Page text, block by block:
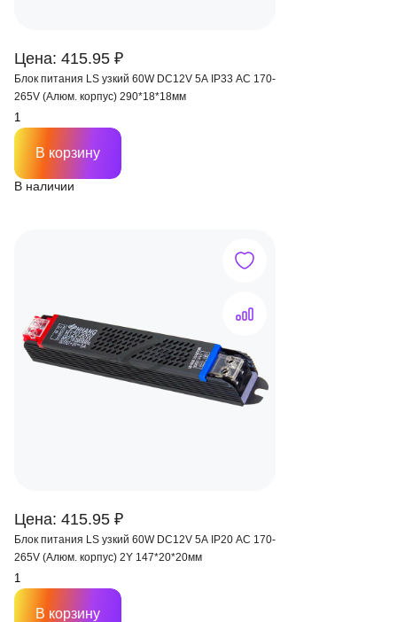
Цена: 415.95 ₽
Блок питания LS узкий 60W DC12V 5A IP33 AC 170-
265V (Алюм. корпус) 290*18*18мм
В наличии
В корзину
Цена: 415.95 ₽
Блок питания LS узкий 60W DC12V 5A IP20 AC 170-
265V (Алюм. корпус) 2Y 147*20*20мм
В корзину